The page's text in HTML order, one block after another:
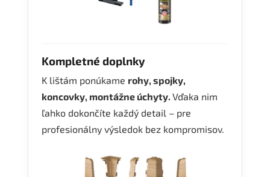
Kompletné doplnky
K lištám ponúkame rohy, spojky,
koncovky, montážne úchyty. Vďaka nim
ľahko dokončíte každý detail – pre
profesionálny výsledok bez kompromisov.